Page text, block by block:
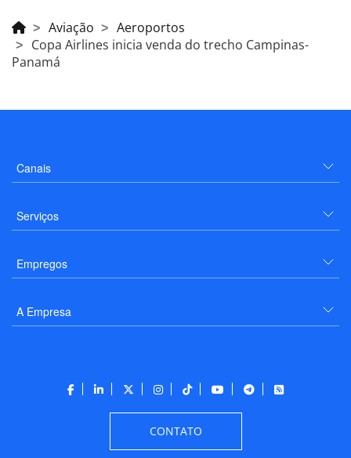
Aviação
Aeroportos
Copa Airlines inicia venda do trecho Campinas-
Panamá
Canais
Serviços
Empregos
A Empresa
CONTATO